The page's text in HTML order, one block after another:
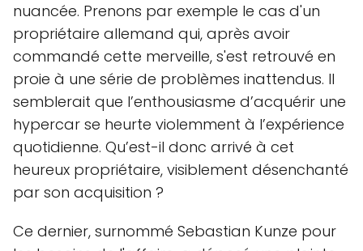
nuancée. Prenons par exemple le cas d'un
propriétaire allemand qui, après avoir
commandé cette merveille, s'est retrouvé en
proie à une série de problèmes inattendus. Il
semblerait que l’enthousiasme d’acquérir une
hypercar se heurte violemment à l’expérience
quotidienne. Qu’est-il donc arrivé à cet
heureux propriétaire, visiblement désenchanté
par son acquisition ?
Ce dernier, surnommé Sebastian Kunze pour